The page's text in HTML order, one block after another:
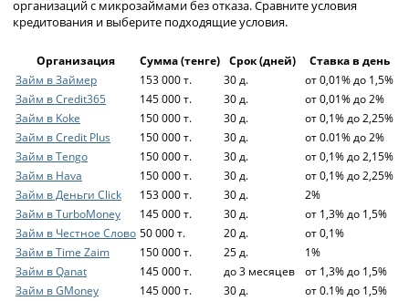
организаций с микрозаймами без отказа. Сравните условия
кредитования и выберите подходящие условия.
Организация Сумма (тенге) Срок (дней)
Ставка в день
Займ в Займер
153 000 т. 30 д.
от 0,01% до 1,5%
Займ в Credit365
145 000 т. 30 д.
от 0,01% до 2%
Займ в Koke
150 000 т. 30 д.
от 0,1% до 2,25%
Займ в Credit Plus
150 000 т. 30 д.
от 0.01% до 2%
Займ в Tengo
150 000 т. 30 д.
от 0,1% до 2,15%
Займ в Hava
150 000 т. 30 д.
от 0,1% до 2,25%
Займ в Деньги Click
153 000 т. 30 д.
2%
Займ в TurboMoney
145 000 т. 30 д.
от 1,3% до 1,5%
Займ в Честное Слово 50 000 т. 20 д.
от 0,1%
Займ в Time Zaim
150 000 т. 25 д.
1%
Займ в Qanat
145 000 т. до 3 месяцев
от 1,3% до 1,5%
Займ в GMoney
145 000 т. 30 д.
от 0.1% до 1,5%